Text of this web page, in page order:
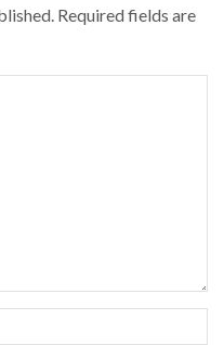
Required fields are